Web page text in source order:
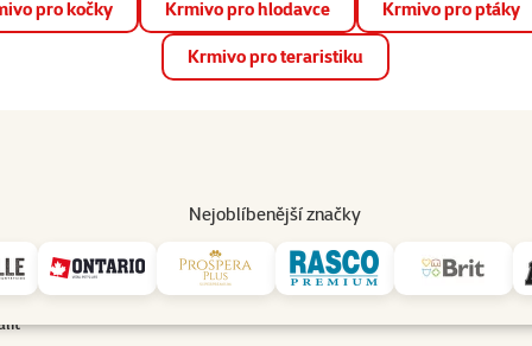
📱 Stáhněte si novou aplikaci Super zoo.Více informací
pro kočky Krmivo pro hlodavce Krmivo pro ptáky
Krmivo pro teraristiku
Nejoblíbenější značky
Prodejny Služby